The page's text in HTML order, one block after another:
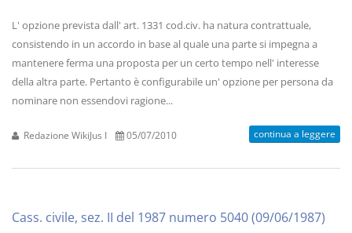
L' opzione prevista dall' art. 1331 cod.civ. ha natura contrattuale,
consistendo in un accordo in base al quale una parte si impegna a
mantenere ferma una proposta per un certo tempo nell' interesse
della altra parte. Pertanto è configurabile un' opzione per persona da
nominare non essendovi ragione...
Redazione WikiJus I 05/07/2010 continua a leggere
Cass. civile, sez. II del 1987 numero 5040 (09/06/1987)